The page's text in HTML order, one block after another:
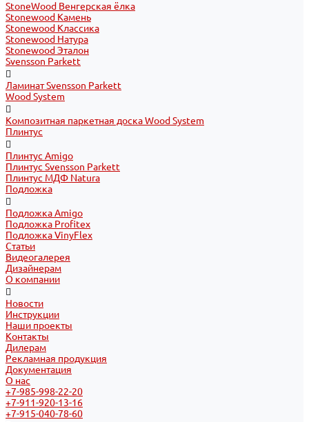
StoneWood Венгерская ёлка
Stonewood Камень
Stonewood Классика
Stonewood Натура
Stonewood Эталон
Svensson Parkett
Ламинат Svensson Parkett
Wood System
Композитная паркетная доска Wood System
Плинтус
Плинтус Amigo
Плинтус Svensson Parkett
Плинтус МДФ Natura
Подложка
Подложка Amigo
Подложка Profitex
Подложка VinyFlex
Статьи
Видеогалерея
Дизайнерам
О компании
Новости
Инструкции
Наши проекты
Контакты
Дилерам
Рекламная продукция
Документация
О нас
+7-985-998-22-20
+7-911-920-13-16
+7-915-040-78-60